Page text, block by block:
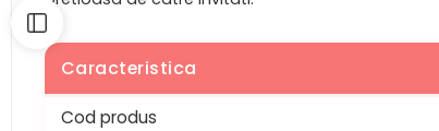
Caracteristica
Cod produs